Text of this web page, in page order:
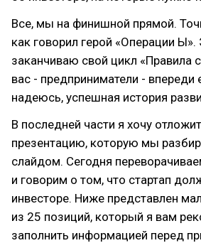
Все, мы на финишной прямой.
как говорил герой «Операции Ы».
заканчиваю свой цикл «Правила
вас - предприниматели - впереди
надеюсь, успешная история
В последней части я хочу
презентацию, которую мы
слайдом. Сегодня
и говорим о том, что стартап
инвесторе. Ниже представлен
из 25 позиций, который я вам
заполнить информацией перед